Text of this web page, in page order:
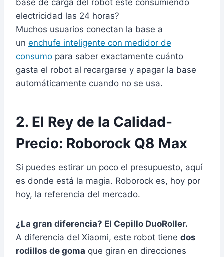
base de carga del robot esté consumiendo
electricidad las 24 horas?
Muchos usuarios conectan la base a
un enchufe inteligente con medidor de
consumo para saber exactamente cuánto
gasta el robot al recargarse y apagar la base
automáticamente cuando no se usa.
2. El Rey de la Calidad-
Precio: Roborock Q8 Max
Si puedes estirar un poco el presupuesto, aquí
es donde está la magia. Roborock es, hoy por
hoy, la referencia del mercado.
¿La gran diferencia? El Cepillo DuoRoller.
A diferencia del Xiaomi, este robot tiene dos
rodillos de goma que giran en direcciones